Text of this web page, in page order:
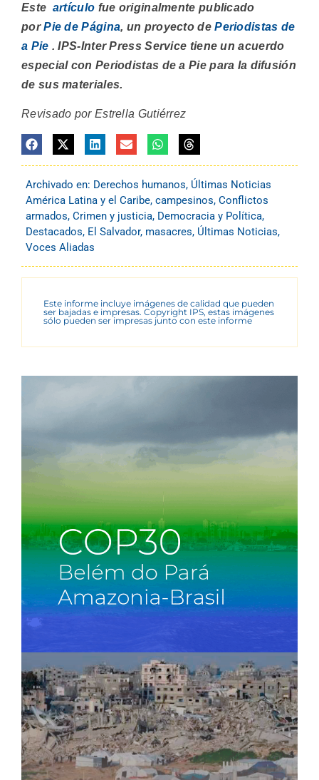
Este artículo fue originalmente publicado
por Pie de Página, un proyecto de Periodistas de
a Pie . IPS-Inter Press Service tiene un acuerdo
especial con Periodistas de a Pie para la difusión
de sus materiales.
Revisado por Estrella Gutiérrez
Archivado en: Derechos humanos, Últimas Noticias
América Latina y el Caribe, campesinos, Conflictos
armados, Crimen y justicia, Democracia y Política,
Destacados, El Salvador, masacres, Últimas Noticias,
Voces Aliadas
Este informe incluye imágenes de calidad que pueden
ser bajadas e impresas. Copyright IPS, estas imágenes
sólo pueden ser impresas junto con este informe